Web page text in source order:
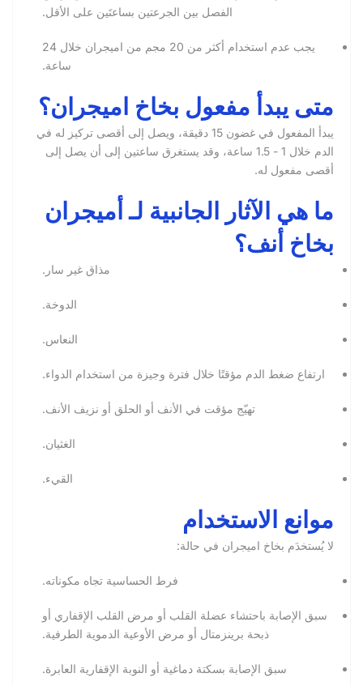
الفصل بين الجرعتين بساعتَين على الأقل.
يجب عدم استخدام أكثر من 20 مجم من اميجران خلال 24
ساعة.
متى يبدأ مفعول بخاخ اميجران؟
يبدأ المفعول في غضون 15 دقيقة، ويصل إلى أقصى تركيز له في
الدم خلال 1 - 1.5 ساعة، وقد يستغرق ساعتين إلى أن يصل إلى
أقصى مفعول له.
ما هي الآثار الجانبية لـ أميجران
بخاخ أنف؟
مذاق غير سار.
الدوخة.
النعاس.
ارتفاع ضغط الدم مؤقتًا خلال فترة وجيزة من استخدام الدواء.
تهيّج مؤقت في الأنف أو الحلق أو نزيف الأنف.
الغثيان.
القيء.
موانع الاستخدام
لا يُستخدَم بخاخ اميجران في حالة:
فرط الحساسية تجاه مكوناته.
سبق الإصابة باحتشاء عضلة القلب أو مرض القلب الإقفاري أو
ذبحة برينزمتال أو مرض الأوعية الدموية الطرفية.
سبق الإصابة بسكتة دماغية أو النوبة الإقفارية العابرة.